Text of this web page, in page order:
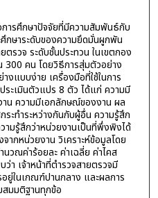
ารศึกษาปัจจัยที่มีความสัมพันธ์กับ
ษาระดับของความยึดมั่นผูกพัน
รวจ ระดับชั้นประทวน ในเขตกอง
300 คน โดยวิธีการสุ่มตัวอย่าง
งแบบง่าย เครื่องมือที่ใช้ในการ
ระเมินตัวแปร 8 ตัว ได้แก่ ความมี
าน ความมีเอกลักษณ์ของงาน ผล
ะทำระหว่างกันกับผู้อื่น ความรู้สึก
มรู้สึกว่าหน่วยงานเป็นที่พึ่งพิงได้
ากหน่วยงาน วิเคราะห์ข้อมูลโดย
นวณค่าร้อยละ ค่าเฉลี่ย ค่าไคส
า เจ้าหน้าที่ตำรวจสายตรวจมี
ยู่ในเกณฑ์ปานกลาง และผลการ
มมติฐานทุกข้อ